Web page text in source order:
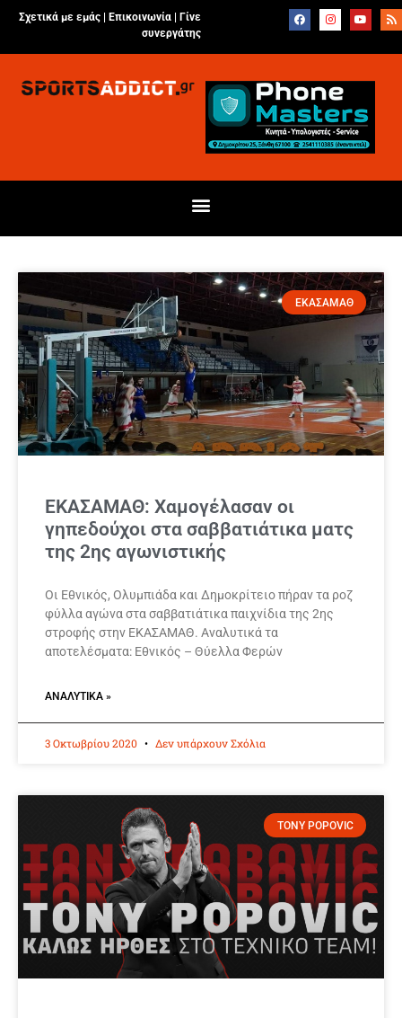
Σχετικά με εμάς | Επικοινωνία
Γίνε
συνεργάτης
ΕΚΑΣΑΜΑΘ
ΕΚΑΣΑΜΑΘ: Χαμογέλασαν οι
γηπεδούχοι στα σαββατιάτικα ματς
της 2ης αγωνιστικής
Οι Εθνικός, Ολυμπιάδα και Δημοκρίτειο πήραν τα ροζ
φύλλα αγώνα στα σαββατιάτικα παιχνίδια της 2ης
στροφής στην ΕΚΑΣΑΜΑΘ. Αναλυτικά τα
αποτελέσματα: Εθνικός – Θύελλα Φερών
ΑΝΑΛΥΤΙΚΆ »
3 Οκτωβρίου 2020 Δεν υπάρχουν Σχόλια
TONY POPOVIC